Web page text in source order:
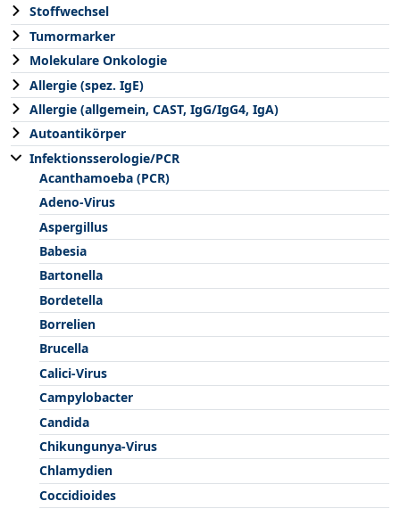
Stoffwechsel
Tumormarker
Molekulare Onkologie
Allergie (spez. IgE)
Allergie (allgemein, CAST, IgG/IgG4, IgA)
Autoantikörper
Infektionsserologie/PCR
Acanthamoeba (PCR)
Adeno-Virus
Aspergillus
Babesia
Bartonella
Bordetella
Borrelien
Brucella
Calici-Virus
Campylobacter
Candida
Chikungunya-Virus
Chlamydien
Coccidioides